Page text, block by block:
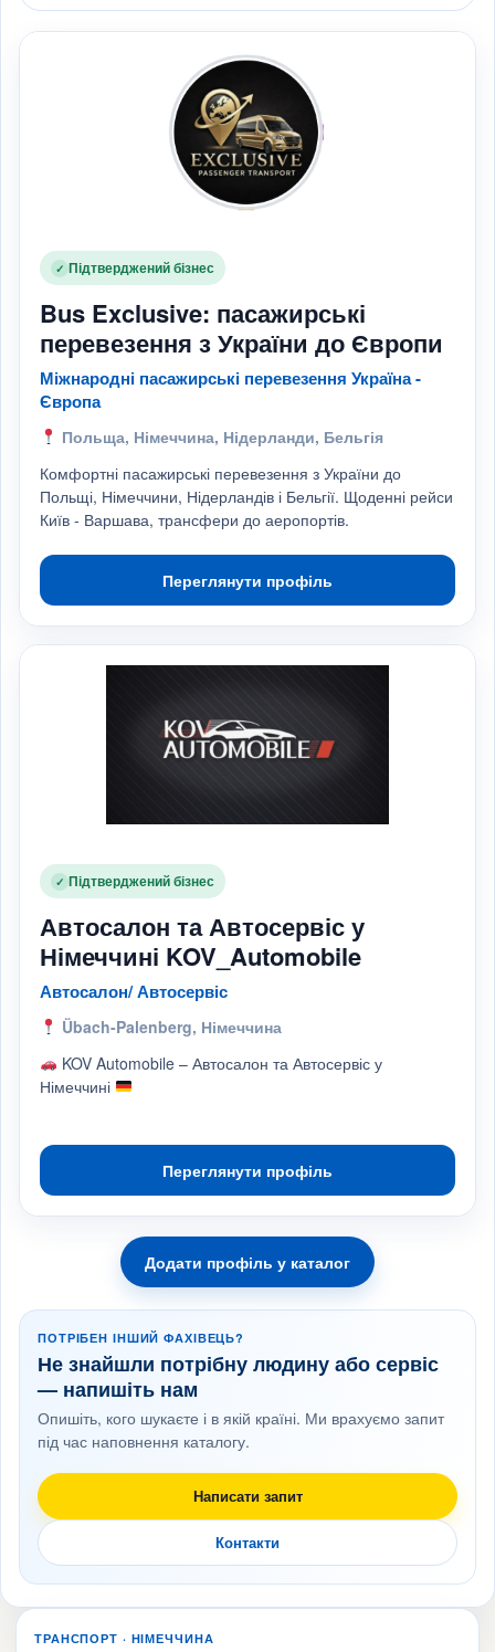
✓ Підтверджений бізнес
Bus Exclusive: пасажирські
перевезення з України до Європи
Міжнародні пасажирські перевезення Україна -
Європа
Польща, Німеччина, Нідерланди, Бельгія
Комфортні пасажирські перевезення з України до
Польщі, Німеччини, Нідерландів і Бельгії. Щоденні рейси
Київ - Варшава, трансфери до аеропортів.
Переглянути профіль
✓ Підтверджений бізнес
Автосалон та Автосервіс у
Німеччині KOV_Automobile
Автосалон/ Автосервіс
Übach-Palenberg, Німеччина
KOV Automobile – Автосалон та Автосервіс у
Німеччині
Переглянути профіль
Додати профіль у каталог
ПОТРІБЕН ІНШИЙ ФАХІВЕЦЬ?
Не знайшли потрібну людину або сервіс
— напишіть нам
Опишіть, кого шукаєте і в якій країні. Ми врахуємо запит
під час наповнення каталогу.
Написати запит
Контакти
ТРАНСПОРТ · НІМЕЧЧИНА